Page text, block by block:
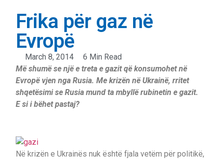
Frika për gaz në
Evropë
March 8, 2014
6 Min Read
Më shumë se një e treta e gazit që konsumohet në
Evropë vjen nga Rusia. Me krizën në Ukrainë, rritet
shqetësimi se Rusia mund ta mbyllë rubinetin e gazit.
E si i bëhet pastaj?
Në krizën e Ukrainës nuk është fjala vetëm për politikë,